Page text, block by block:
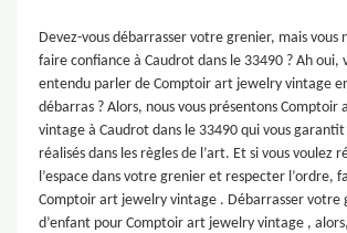
Devez-vous débarrasser votre grenier, mais vous
faire confiance à Caudrot dans le 33490 ? Ah oui,
entendu parler de Comptoir art jewelry vintage
débarras ? Alors, nous vous présentons Comptoir
vintage à Caudrot dans le 33490 qui vous
réalisés dans les règles de l’art. Et si vous voulez
l’espace dans votre grenier et respecter l’ordre,
Comptoir art jewelry vintage . Débarrasser votre
d’enfant pour Comptoir art jewelry vintage ,